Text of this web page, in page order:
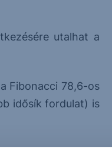
utalhat a
Fibonacci 78,6-os
idősík fordulat) is